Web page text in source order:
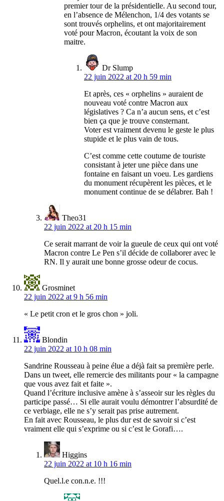
premier tour de la présidentielle. Au second tour,
en l’absence de Mélenchon, 1/4 des votants se
sont trouvés orphelins, et ont majoritairement
voté pour Macron, écoutant la voix de son
maitre.
Dr Slump
22 juin 2022 at 20 h 59 min
Et après, ces « orphelins » auraient de
nouveau voté contre Macron aux
législatives ? Ca n’a aucun sens, et c’est
bien ça que je trouve consternant.
Voter est vraiment devenu le geste le plus
stupide et le plus vain de tous.
C’est comme cette coutume de touriste
consistant à jeter une pièce dans une
fontaine en faisant un voeu. Les gardiens
du monument récupèrent les pièces, et le
monument continue de se délabrer. Bah !
Theo31
22 juin 2022 at 20 h 15 min
Ce serait marrant de voir la gueule de ceux qui ont voté
Macron contre Le Pen s’il décide de collaborer avec le
RN. Il y aurait une bonne grosse odeur de cocus.
Grosminet
22 juin 2022 at 9 h 56 min
« Le petit cron et le gros chon » joli.
Blondin
22 juin 2022 at 10 h 08 min
Sandrine Rousseau à peine élue a déjà fait sa première perle.
Dans un tweet, elle remercie des militants pour « la campagne
que vous avez fait et faite ».
Quand l’écriture inclusive amène à s’asseoir sur les règles du
participe passé… Si elle aurait voulu démontrer l’absurdité de
ce verbiage, elle ne s’y serait pas prise autrement.
En fait avec Rousseau, le plus dur est de savoir si c’est
vraiment elle qui s’exprime ou si c’est le Gorafi….
Higgins
22 juin 2022 at 10 h 16 min
Quel.l.e con.n.e. !!!